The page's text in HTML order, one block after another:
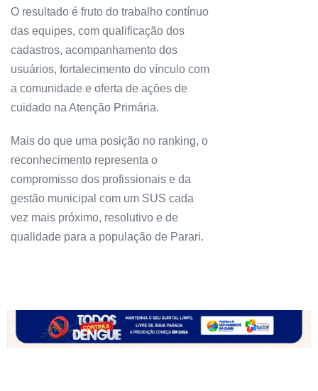
O resultado é fruto do trabalho contínuo
das equipes, com qualificação dos
cadastros, acompanhamento dos
usuários, fortalecimento do vínculo com
a comunidade e oferta de ações de
cuidado na Atenção Primária.
Mais do que uma posição no ranking, o
reconhecimento representa o
compromisso dos profissionais e da
gestão municipal com um SUS cada
vez mais próximo, resolutivo e de
qualidade para a população de Parari.